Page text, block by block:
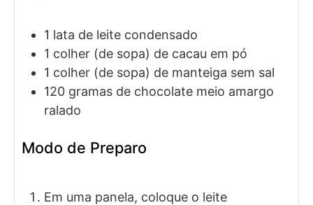
1 lata de leite condensado
1 colher (de sopa) de cacau em pó
1 colher (de sopa) de manteiga sem sal
120 gramas de chocolate meio amargo
ralado
Modo de Preparo
Em uma panela, coloque o leite